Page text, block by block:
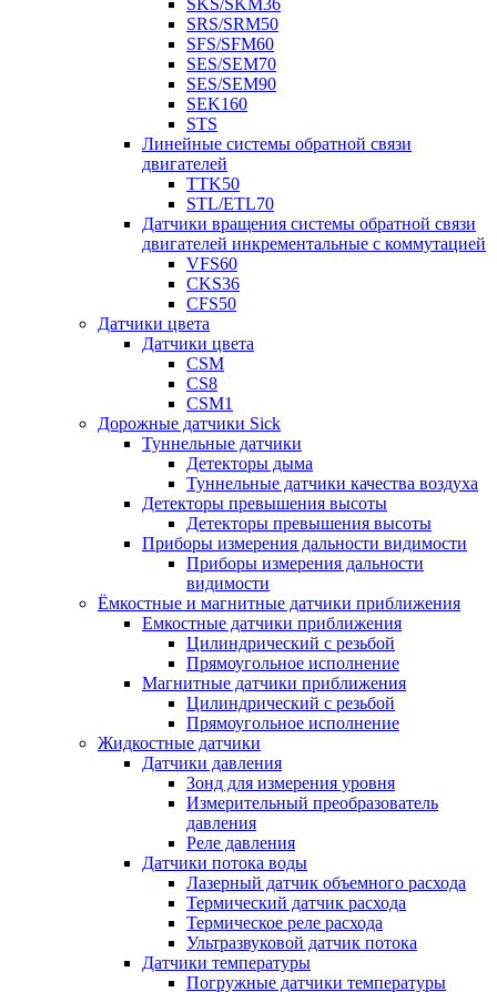
SKS/SKM36
SRS/SRM50
SFS/SFM60
SES/SEM70
SES/SEM90
SEK160
STS
Линейные системы обратной связи
двигателей
TTK50
STL/ETL70
Датчики вращения системы обратной связи
двигателей инкрементальные с коммутацией
VFS60
CKS36
CFS50
Датчики цвета
Датчики цвета
CSM
CS8
CSM1
Дорожные датчики Sick
Туннельные датчики
Детекторы дыма
Туннельные датчики качества воздуха
Детекторы превышения высоты
Детекторы превышения высоты
Приборы измерения дальности видимости
Приборы измерения дальности
видимости
Ёмкостные и магнитные датчики приближения
Емкостные датчики приближения
Цилиндрический с резьбой
Прямоугольное исполнение
Магнитные датчики приближения
Цилиндрический с резьбой
Прямоугольное исполнение
Жидкостные датчики
Датчики давления
Зонд для измерения уровня
Измерительный преобразователь
давления
Реле давления
Датчики потока воды
Лазерный датчик объемного расхода
Термический датчик расхода
Термическое реле расхода
Ультразвуковой датчик потока
Датчики температуры
Погружные датчики температуры